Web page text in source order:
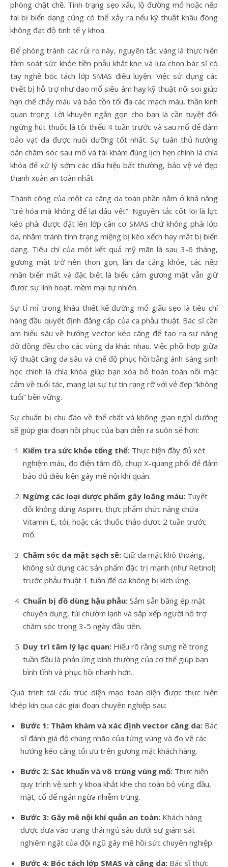
phòng chặt chẽ. Tình trạng sẹo xấu, lộ đường mổ hoặc nếp
tai bị biến dạng cũng có thể xảy ra nếu kỹ thuật khâu đóng
không đạt độ tinh tế y khoa.
Để phòng tránh các rủi ro này, nguyên tắc vàng là thực hiện
tầm soát sức khỏe tiền phẫu khắt khe và lựa chọn bác sĩ có
tay nghề bóc tách lớp SMAS điêu luyện. Việc sử dụng các
thiết bị hỗ trợ như dao mổ siêu âm hay kỹ thuật nội soi giúp
hạn chế chảy máu và bảo tồn tối đa các mạch máu, thần kinh
quan trọng. Lời khuyên ngắn gọn cho bạn là cần tuyệt đối
ngừng hút thuốc lá tối thiểu 4 tuần trước và sau mổ để đảm
bảo vạt da được nuôi dưỡng tốt nhất. Sự tuân thủ hướng
dẫn chăm sóc sau mổ và tái khám đúng lịch hẹn chính là chìa
khóa để xử lý sớm các dấu hiệu bất thường, bảo vệ vẻ đẹp
thanh xuân an toàn nhất.
Thành công của một ca căng da toàn phần nằm ở khả năng
“trẻ hóa mà không để lại dấu vết”. Nguyên tắc cốt lõi là lực
kéo phải được đặt lên lớp cân cơ SMAS chứ không phải lớp
da, nhằm tránh tình trạng miệng bị kéo xếch hay mắt bị biến
dạng. Tiêu chí của một kết quả mỹ mãn là sau 3-6 tháng,
gương mặt trở nên thon gọn, làn da căng khỏe, các nếp
nhăn biến mất và đặc biệt là biểu cảm gương mặt vẫn giữ
được sự linh hoạt, mềm mại tự nhiên.
Sự tỉ mỉ trong khâu thiết kế đường mổ giấu sẹo là tiêu chí
hàng đầu quyết định đẳng cấp của ca phẫu thuật. Bác sĩ cần
am hiểu sâu về hướng vector kéo căng để tạo ra sự nâng
đỡ đồng đều cho các vùng da khác nhau. Việc phối hợp giữa
kỹ thuật căng da sâu và chế độ phục hồi bằng ánh sáng sinh
học chính là chìa khóa giúp bạn xóa bỏ hoàn toàn nỗi mặc
cảm về tuổi tác, mang lại sự tự tin rạng rỡ với vẻ đẹp “không
tuổi” bền vững.
Sự chuẩn bị chu đáo về thể chất và không gian nghỉ dưỡng
sẽ giúp giai đoạn hồi phục của bạn diễn ra suôn sẻ hơn:
Kiểm tra sức khỏe tổng thể: Thực hiện đầy đủ xét
nghiệm máu, đo điện tâm đồ, chụp X-quang phổi để đảm
bảo đủ điều kiện gây mê nội khí quản.
Ngừng các loại dược phẩm gây loãng máu: Tuyệt
đối không dùng Aspirin, thực phẩm chức năng chứa
Vitamin E, tỏi, hoặc các thuốc thảo dược 2 tuần trước
mổ.
Chăm sóc da mặt sạch sẽ: Giữ da mặt khô thoáng,
không sử dụng các sản phẩm đặc trị mạnh (như Retinol)
trước phẫu thuật 1 tuần để da không bị kích ứng.
Chuẩn bị đồ dùng hậu phẫu: Sắm sẵn băng ép mặt
chuyên dụng, túi chườm lạnh và sắp xếp người hỗ trợ
chăm sóc trong 3-5 ngày đầu tiên.
Duy trì tâm lý lạc quan: Hiểu rõ rằng sưng nề trong
tuần đầu là phản ứng bình thường của cơ thể giúp bạn
bình tĩnh và phục hồi nhanh hơn.
Quá trình tái cấu trúc diện mạo toàn diện được thực hiện
khép kín qua các giai đoạn chuyên nghiệp sau:
Bước 1: Thăm khám và xác định vector căng da: Bác
sĩ đánh giá độ chùng nhão của từng vùng và đo vẽ các
hướng kéo căng tối ưu trên gương mặt khách hàng.
Bước 2: Sát khuẩn và vô trùng vùng mổ: Thực hiện
quy trình vệ sinh y khoa khắt khe cho toàn bộ vùng đầu,
mặt, cổ để ngăn ngừa nhiễm trùng.
Bước 3: Gây mê nội khí quản an toàn: Khách hàng
được đưa vào trạng thái ngủ sâu dưới sự giám sát
nghiêm ngặt của đội ngũ gây mê hồi sức chuyên nghiệp.
Bước 4: Bóc tách lớp SMAS và căng da: Bác sĩ thực